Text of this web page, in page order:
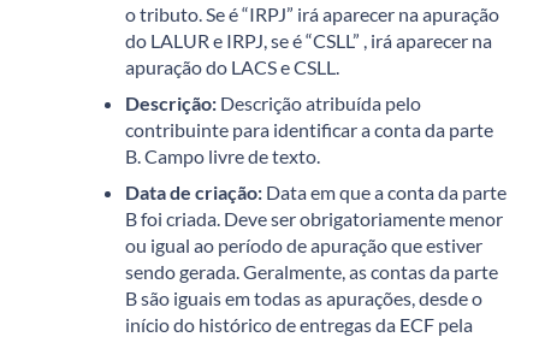
o tributo. Se é “IRPJ” irá aparecer na apuração
do LALUR e IRPJ, se é “CSLL” , irá aparecer na
apuração do LACS e CSLL.
Descrição: Descrição atribuída pelo
contribuinte para identificar a conta da parte
B. Campo livre de texto.
Data de criação: Data em que a conta da parte
B foi criada. Deve ser obrigatoriamente menor
ou igual ao período de apuração que estiver
sendo gerada. Geralmente, as contas da parte
B são iguais em todas as apurações, desde o
início do histórico de entregas da ECF pela